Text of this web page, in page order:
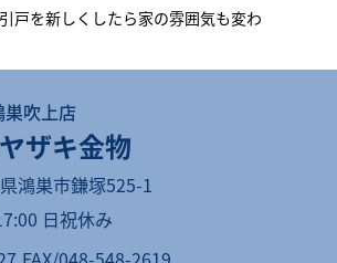
戸を新しくしたら家の雰囲気も変わ
巣吹上店
ザキ金物
鴻巣市鎌塚525-1
日祝休み